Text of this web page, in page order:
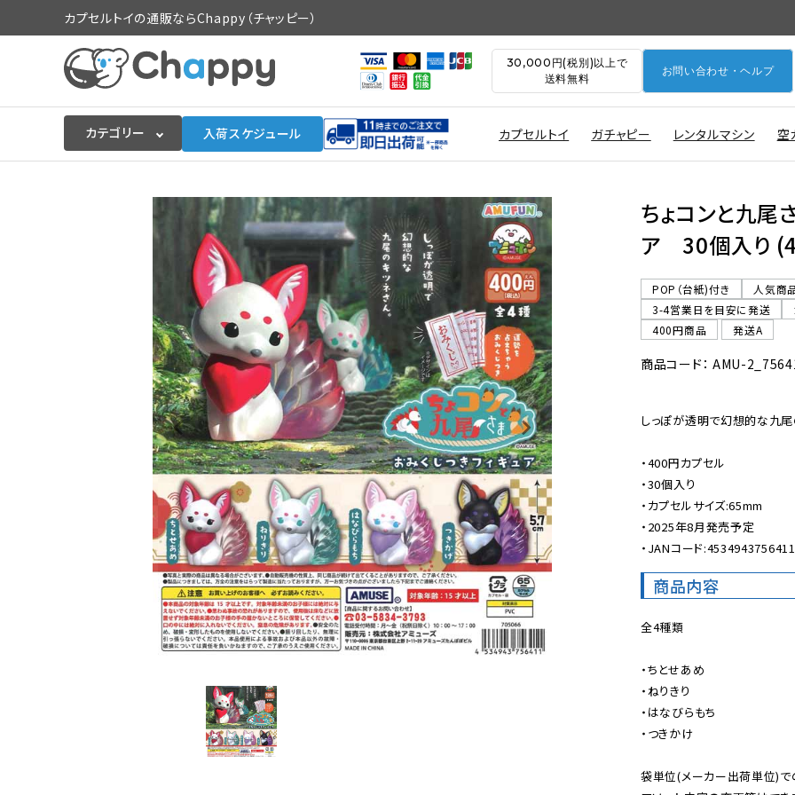
カプセルトイの通販ならChappy（チャッピー）
30,000円(税別)以上で
送料無料
お問い合わせ・ヘルプ
カテゴリー 入荷スケジュール カプセルトイ ガチャピー レンタルマシン 空
入荷スケジュールをチェック
カプセルトイマシン本体
販促用空カプセル
景品・玩具・文具
販促用カプセルトイ
よくあるご質問
ご利用ガイド
06-6282-7659
ちょコンと九尾
ア 30個入り
POP（台紙)付き
人気商
3-4営業日を目安に発送
400円商品
発送A
商品コード： AMU-
しっぽが透明で幻想的な九尾
・400円カプセル
・30個入り
・カプセルサイズ:65mm
・2025年8月発売予定
・JANコード:4534943756411
商品内容
全4種類
・ちとせあめ
・ねりきり
・はなびらもち
・つきかけ
袋単位(メーカー出荷単位)で